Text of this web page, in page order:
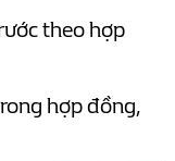
theo hợp
hợp đồng,